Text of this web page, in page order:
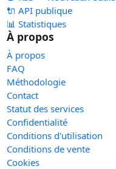
🔌 API publique
📊 Statistiques
À propos
À propos
FAQ
Méthodologie
Contact
Statut des services
Confidentialité
Conditions d'utilisation
Conditions de vente
Cookies